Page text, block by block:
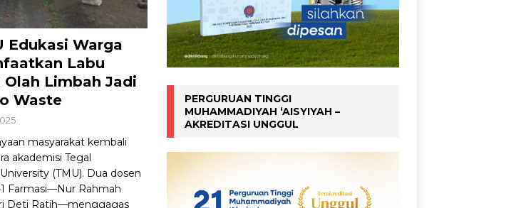
Edukasi Warga
Labu
Olah Limbah Jadi
Waste
masyarakat kembali
akademisi Tegal
(TMU). Dua dosen
Farmasi—Nur Rahmah
Deti Ratih—menggagas
PERGURUAN TINGGI
MUHAMMADIYAH ‘AISYIYAH –
AKREDITASI UNGGUL